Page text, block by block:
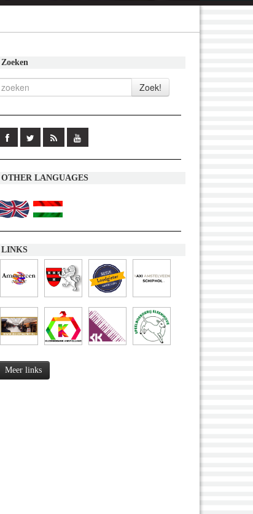
Zoeken
OTHER LANGUAGES
LINKS
Meer links